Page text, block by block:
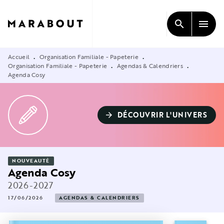
CONTENU
search menu
Accueil • Organisation Familiale - Papeterie •
Organisation Familiale - Papeterie • Agendas & Calendriers •
Agenda Cosy
arrow_forward DÉCOUVRIR L'UNIVERS
NOUVEAUTÉ
Agenda Cosy
2026-2027
17/06/2026 AGENDAS & CALENDRIERS